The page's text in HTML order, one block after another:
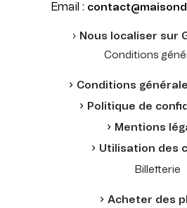
Email :
Nous localiser sur
Conditions
Conditions
Politique de
Mentions
Utilisation des
Billetterie
Acheter des